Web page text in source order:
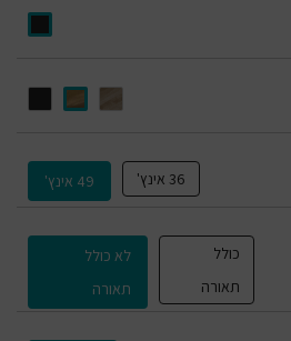
36 אינץ' 49 אינץ'
כולל
תאורה
לא כולל
תאורה